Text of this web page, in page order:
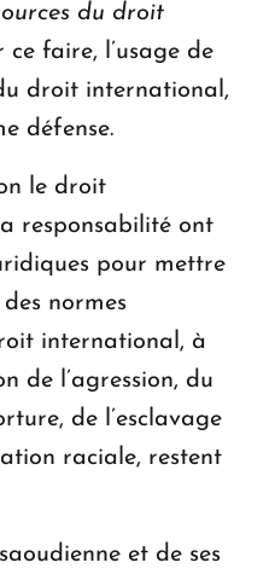
du droit
ce faire, l’usage de
droit international,
défense.
le droit
responsabilité ont
pour mettre
normes
international, à
de l’agression, du
de l’esclavage
raciale, restent
et de ses